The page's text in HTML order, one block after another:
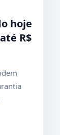
hoje
R$